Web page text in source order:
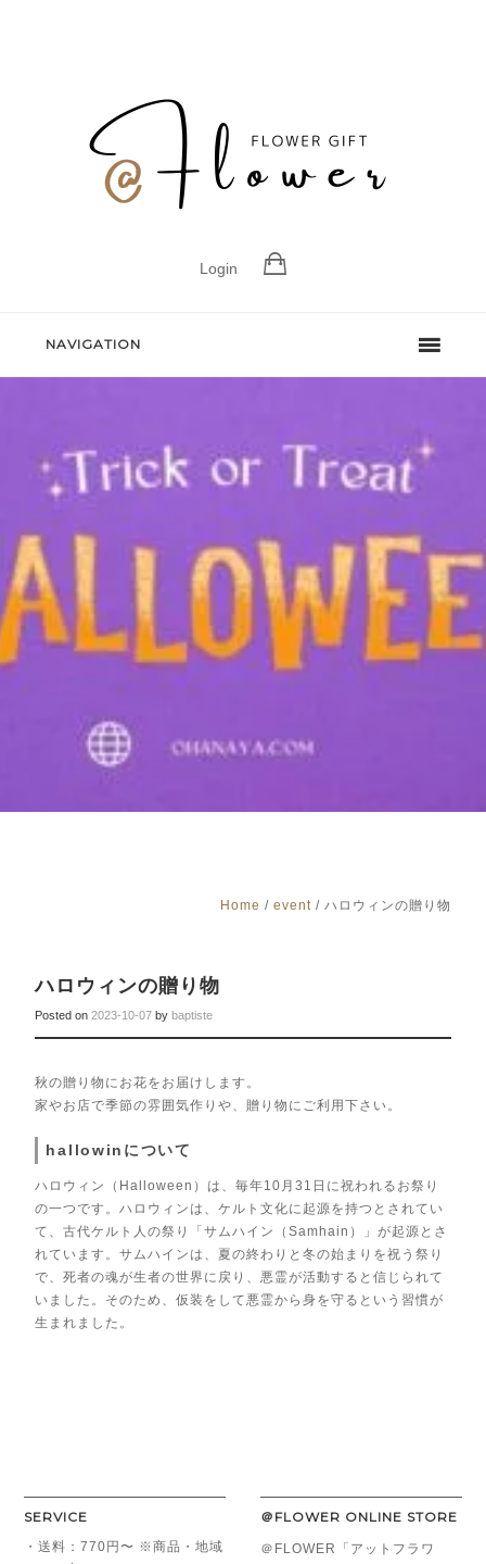
Login
NAVIGATION
Home / event/ ハロウィンの贈り物
ハロウィンの贈り物
Posted on2023-10-07 bybaptiste
秋の贈り物にお花をお届けします。
家やお店で季節の雰囲気作りや、贈り物にご利用下さい。
hallowinについて
ハロウィン（Halloween）は、毎年10月31日に祝われるお祭り
の一つです。ハロウィンは、ケルト文化に起源を持つとされてい
て、古代ケルト人の祭り「サムハイン（Samhain）」が起源とさ
れています。サムハインは、夏の終わりと冬の始まりを祝う祭り
で、死者の魂が生者の世界に戻り、悪霊が活動すると信じられて
いました。そのため、仮装をして悪霊から身を守るという習慣が
生まれました。
SERVICE
・送料：770円〜 ※商品・地域
＠FLOWER ONLINE STORE
＠FLOWER「アットフラワ